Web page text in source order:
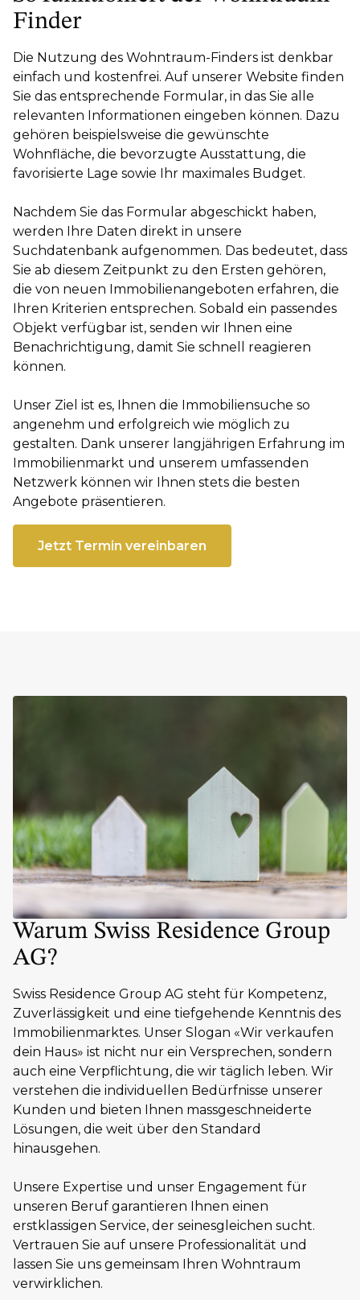
Finder
Die Nutzung des Wohntraum-Finders ist denkbar
einfach und kostenfrei. Auf unserer Website finden
Sie das entsprechende Formular, in das Sie alle
relevanten Informationen eingeben können. Dazu
gehören beispielsweise die gewünschte
Wohnfläche, die bevorzugte Ausstattung, die
favorisierte Lage sowie Ihr maximales Budget.
Nachdem Sie das Formular abgeschickt haben,
werden Ihre Daten direkt in unsere
Suchdatenbank aufgenommen. Das bedeutet, dass
Sie ab diesem Zeitpunkt zu den Ersten gehören,
die von neuen Immobilienangeboten erfahren, die
Ihren Kriterien entsprechen. Sobald ein passendes
Objekt verfügbar ist, senden wir Ihnen eine
Benachrichtigung, damit Sie schnell reagieren
können.
Unser Ziel ist es, Ihnen die Immobiliensuche so
angenehm und erfolgreich wie möglich zu
gestalten. Dank unserer langjährigen Erfahrung im
Immobilienmarkt und unserem umfassenden
Netzwerk können wir Ihnen stets die besten
Angebote präsentieren.
Jetzt Termin vereinbaren
Warum Swiss Residence Group
AG?
Swiss Residence Group AG steht für Kompetenz,
Zuverlässigkeit und eine tiefgehende Kenntnis des
Immobilienmarktes. Unser Slogan «Wir verkaufen
dein Haus» ist nicht nur ein Versprechen, sondern
auch eine Verpflichtung, die wir täglich leben. Wir
verstehen die individuellen Bedürfnisse unserer
Kunden und bieten Ihnen massgeschneiderte
Lösungen, die weit über den Standard
hinausgehen.
Unsere Expertise und unser Engagement für
unseren Beruf garantieren Ihnen einen
erstklassigen Service, der seinesgleichen sucht.
Vertrauen Sie auf unsere Professionalität und
lassen Sie uns gemeinsam Ihren Wohntraum
verwirklichen.